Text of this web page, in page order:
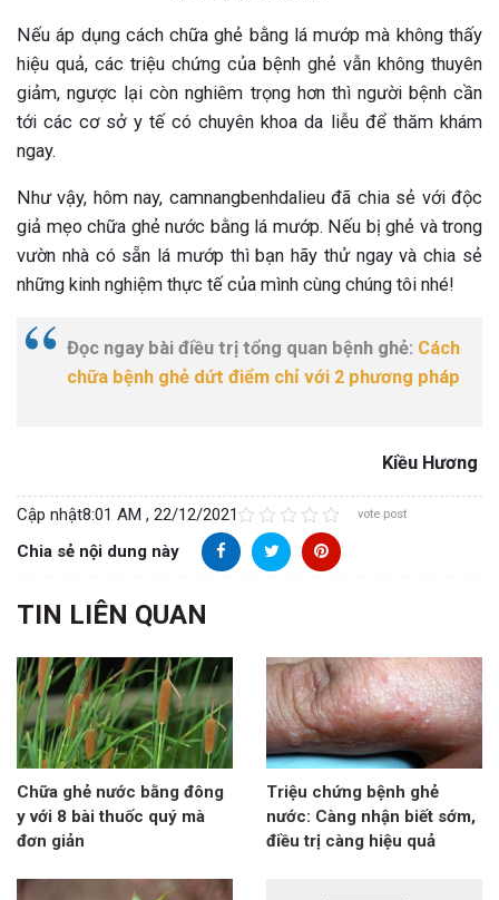
Nếu áp dụng cách chữa ghẻ bằng lá mướp mà không thấy
hiệu quả, các triệu chứng của bệnh ghẻ vẫn không thuyên
giảm, ngược lại còn nghiêm trọng hơn thì người bệnh cần
tới các cơ sở y tế có chuyên khoa da liễu để thăm khám
ngay.
Như vậy, hôm nay, camnangbenhdalieu đã chia sẻ với độc
giả mẹo chữa ghẻ nước bằng lá mướp. Nếu bị ghẻ và trong
vườn nhà có sẵn lá mướp thì bạn hãy thử ngay và chia sẻ
những kinh nghiệm thực tế của mình cùng chúng tôi nhé!
Đọc ngay bài điều trị tổng quan bệnh ghẻ: Cách
chữa bệnh ghẻ dứt điểm chỉ với 2 phương pháp
Kiều Hương
Cập nhật8:01 AM , 22/12/2021 vote post
Chia sẻ nội dung này
TIN LIÊN QUAN
Chữa ghẻ nước bằng đông
y với 8 bài thuốc quý mà
đơn giản
Triệu chứng bệnh ghẻ
nước: Càng nhận biết sớm,
điều trị càng hiệu quả